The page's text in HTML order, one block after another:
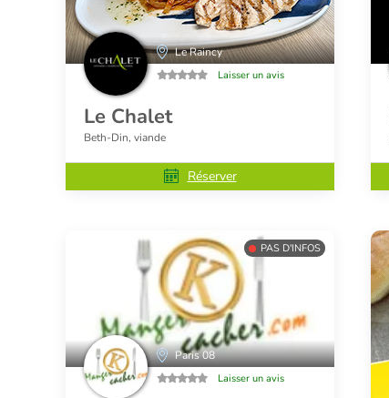
Le Raincy
Laisser un avis
Le Chalet
Beth-Din, viande
Réserver
PAS D'INFOS
Paris 08
Laisser un avis